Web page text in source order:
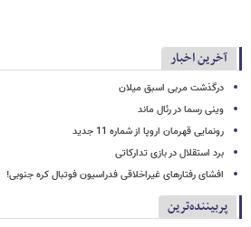
آخرین اخبار
درگذشت مربی اسبق میلان
وینی رسما در رئال ماند
رونمایی قهرمان اروپا از شماره 11 جدید
برد استقلال در بازی تدارکاتی
افشای رفتارهای غیراخلاقی فدراسیون فوتبال کره جنوبی!
پربیننده‌ترین